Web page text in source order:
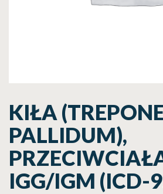
KIŁA
PALLIDUM),
IGG/IGM (ICD-